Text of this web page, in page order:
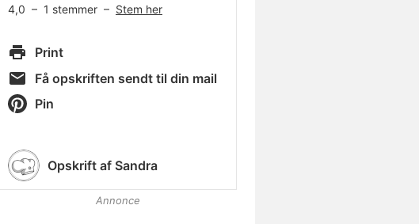
4,0 – 1 stemmer – Stem her
Print
Få opskriften sendt til din mail
Pin
Opskrift af Sandra
Annonce